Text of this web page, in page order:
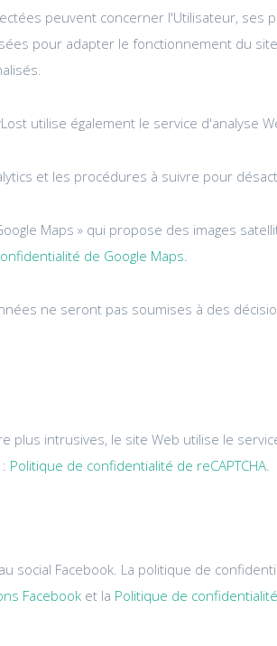
peuvent concerner l'Utilisateur,
pour adapter le fonctionnement du
utilise également le service d'analyse
et les procédures à suivre pour
Maps » qui propose des images
de Google Maps.
ne seront pas soumises à des
intrusives, le site Web utilise le
Politique de confidentialité de reCAPTCHA.
social Facebook. La politique de
Facebook et la Politique de